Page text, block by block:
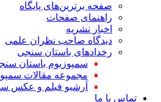
صفحه برترین‌های پایگاه
راهنمای صفحات
اخبار نشریه
دیدگاه صاحب نظران علمی
رخدادهای باستان سنجی
سمپوزیوم باستان
مجموعه مقالات
آرشیو فیلم و عکس
تماس با ما